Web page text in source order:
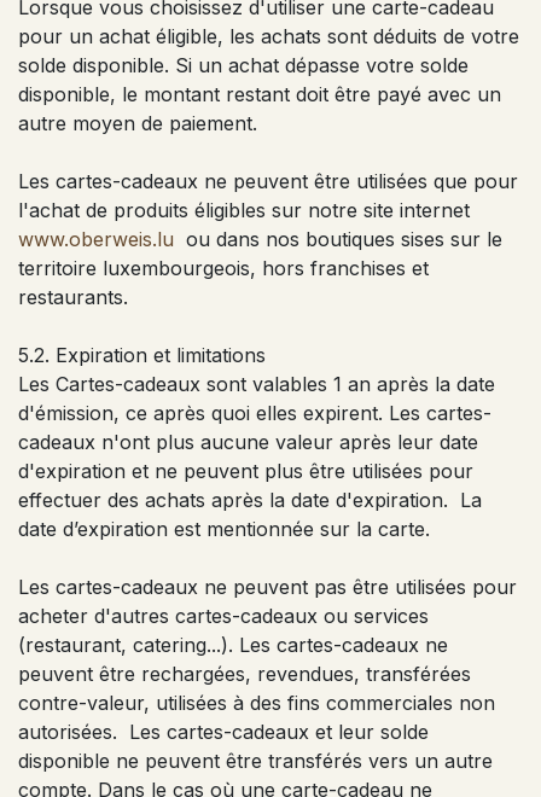
Lorsque vous choisissez d'utiliser une carte-cadeau
pour un achat éligible, les achats sont déduits de votre
solde disponible. Si un achat dépasse votre solde
disponible, le montant restant doit être payé avec un
autre moyen de paiement.
Les cartes-cadeaux ne peuvent être utilisées que pour
l'achat de produits éligibles sur notre site internet
www.oberweis.lu ou dans nos boutiques sises sur le
territoire luxembourgeois, hors franchises et
restaurants.
5.2. Expiration et limitations
Les Cartes-cadeaux sont valables 1 an après la date
d'émission, ce après quoi elles expirent. Les cartes-
cadeaux n'ont plus aucune valeur après leur date
d'expiration et ne peuvent plus être utilisées pour
effectuer des achats après la date d'expiration. La
date d’expiration est mentionnée sur la carte.​
Les cartes-cadeaux ne peuvent pas être utilisées pour
acheter d'autres cartes-cadeaux ou services
(restaurant, catering...). Les cartes-cadeaux ne
peuvent être rechargées, revendues, transférées
contre-valeur, utilisées à des fins commerciales non
autorisées. Les cartes-cadeaux et leur solde
disponible ne peuvent être transférés vers un autre
compte. Dans le cas où une carte-cadeau ne